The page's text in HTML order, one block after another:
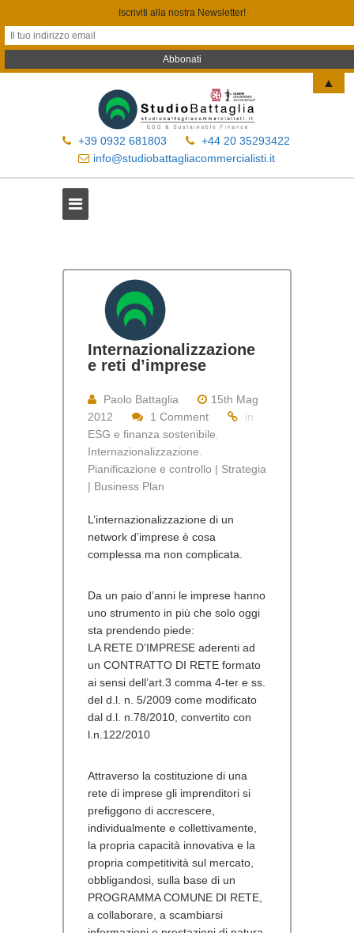
+39 0932 681803
+44 20 35293422
info@studiobattagliacommercialisti.it
Internazionalizzazione
e reti d’imprese
Paolo Battaglia
15th Mag
2012
1 Comment
in
ESG e finanza sostenibile
Internazionalizzazione
Pianificazione e controllo | Strategia
| Business Plan
L’internazionalizzazione di un
network d’imprese è cosa
complessa ma non complicata.
Da un paio d’anni le imprese hanno
uno strumento in più che solo oggi
sta prendendo piede:
LA RETE D’IMPRESE aderenti ad
un CONTRATTO DI RETE formato
ai sensi dell’art.3 comma 4-ter e ss.
del d.l. n. 5/2009 come modificato
dal d.l. n.78/2010, convertito con
l.n.122/2010
Attraverso la costituzione di una
rete di imprese gli imprenditori si
prefiggono di accrescere,
individualmente e collettivamente,
la propria capacità innovativa e la
propria competitività sul mercato,
obbligandosi, sulla base di un
PROGRAMMA COMUNE DI RETE,
a collaborare, a scambiarsi
Iscriviti alla nostra Newsletter!
▲